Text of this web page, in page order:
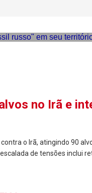
no Irã e
o Irã, atingindo 90
de tensões inclui